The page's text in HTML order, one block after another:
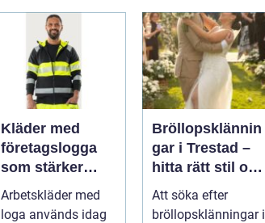
gäs...
Kläder med
företagslogga
som stärker
varumärket
varje dag
Arbetskläder med
loga används idag
Bröllopsklännin
gar i Trestad –
hitta rätt stil och
passform inför
den stora dagen
Att söka efter
bröllopsklänningar i